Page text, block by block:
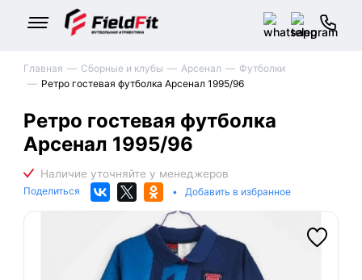
Главная Сборные и клубы Арсенал
Футболки
Ретро гостевая футболка Арсенал 1995/96
Ретро гостевая футболка
Арсенал 1995/96
Поделиться • Добавить в избранное